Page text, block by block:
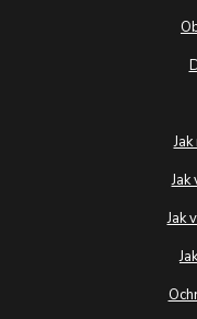
Jak
Jak